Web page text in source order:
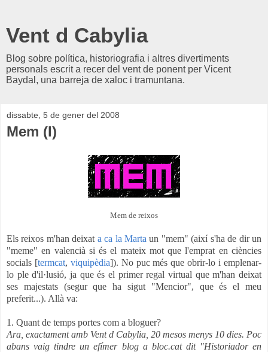
Vent d Cabylia
Blog sobre política, historiografia i altres divertiments
personals escrit a recer del vent de ponent per Vicent
Baydal, una barreja de xaloc i tramuntana.
dissabte, 5 de gener del 2008
Mem (I)
Mem de reixos
Els reixos m'han deixat a ca la Marta un "mem" (així s'ha de dir un
"meme" en valencià si és el mateix mot que l'emprat en ciències
socials [termcat, viquipèdia]). No puc més que obrir-lo i emplenar-
lo ple d'il·lusió, ja que és el primer regal virtual que m'han deixat
ses majestats (segur que ha sigut "Mencior", que és el meu
preferit...). Allà va:
1. Quant de temps portes com a bloguer?
Ara, exactament amb Vent d Cabylia, 20 mesos menys 10 dies. Poc
abans vaig tindre un efímer blog a bloc.cat dit "Historiador en